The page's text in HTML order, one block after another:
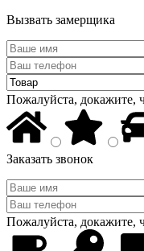
Вызвать замерщика
Пожалуйста, докажите,
Заказать звонок
Пожалуйста, докажите,